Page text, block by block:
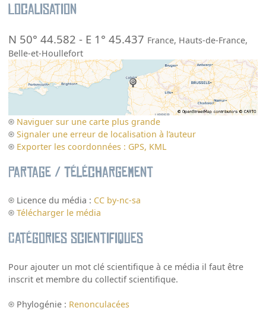
Localisation
N 50° 44.582 - E 1° 45.437 France, Hauts-de-France,
Belle-et-Houllefort
Naviguer sur une carte plus grande
Signaler une erreur de localisation à l’auteur
Exporter les coordonnées : GPS, KML
Partage / Téléchargement
Licence du média : CC by-nc-sa
Télécharger le média
Catégories scientifiques
Pour ajouter un mot clé scientifique à ce média il faut être
inscrit et membre du collectif scientifique.
Phylogénie : Renonculacées